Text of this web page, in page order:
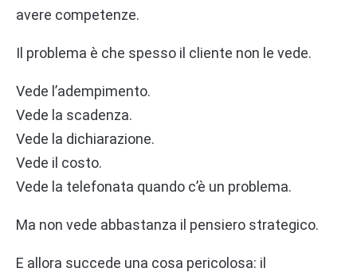
avere competenze.
Il problema è che spesso il cliente non le vede.
Vede l’adempimento.
Vede la scadenza.
Vede la dichiarazione.
Vede il costo.
Vede la telefonata quando c’è un problema.
Ma non vede abbastanza il pensiero strategico.
E allora succede una cosa pericolosa: il